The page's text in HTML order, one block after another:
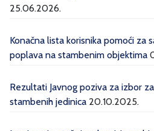
25.06.2026.
Konačna lista korisnika pomoći za
poplava na stambenim objektima
Rezultati Javnog poziva za izbor
stambenih jedinica 20.10.2025.